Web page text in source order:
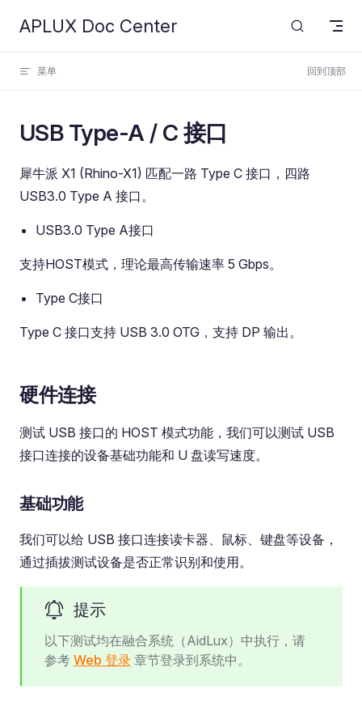
Skip to content
APLUX Doc Center
菜单 回到顶部
USB Type-A / C 接口
犀牛派 X1 (Rhino-X1) 匹配一路 Type C 接口，四路
USB3.0 Type A 接口。
USB3.0 Type A接口
支持HOST模式，理论最高传输速率 5 Gbps。
Type C接口
Type C 接口支持 USB 3.0 OTG，支持 DP 输出。
硬件连接
测试 USB 接口的 HOST 模式功能，我们可以测试 USB
接口连接的设备基础功能和 U 盘读写速度。
基础功能
我们可以给 USB 接口连接读卡器、鼠标、键盘等设备，
通过插拔测试设备是否正常识别和使用。
提示
以下测试均在融合系统（AidLux）中执行，请
参考 Web 登录 章节登录到系统中。